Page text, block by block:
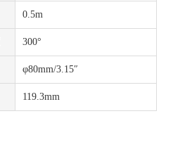
0.5m
300°
φ80mm/3.15″
119.3mm